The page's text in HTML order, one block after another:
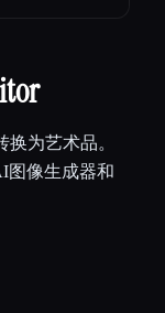
为艺术品。
像生成器和